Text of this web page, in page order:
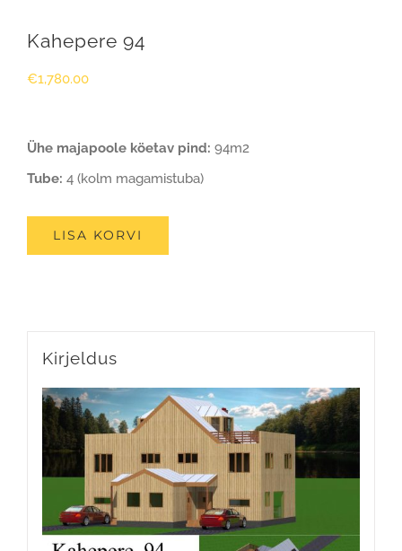
Kahepere 94
€1,780.00
Ühe majapoole köetav pind: 94m2
Tube: 4 (kolm magamistuba)
LISA KORVI
Kirjeldus